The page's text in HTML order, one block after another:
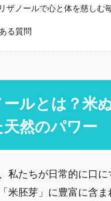
ザノールで心と体を慈しむ
る質問
ルとは？米
然のパワー
私たちが日常的に口
米胚芽」に豊富に含